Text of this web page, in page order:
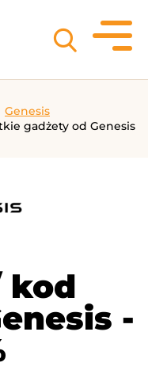
Genesis
gadżety od Genesis
kod
-